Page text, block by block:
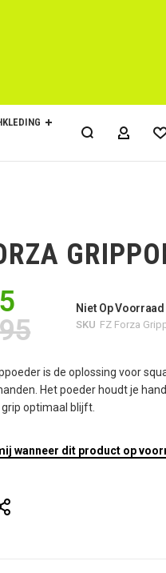
Niet Op Voorraad
SKU FZ Forza
is de oplossing voor
Het poeder houdt je
optimaal blijft.
wanneer dit product op